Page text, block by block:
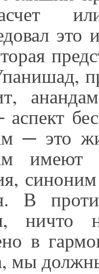
─ это
имеют
В
ничто
в
мы